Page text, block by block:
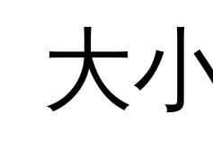
大